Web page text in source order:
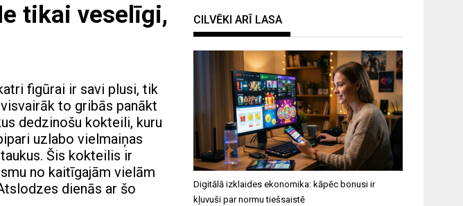
tikai veselīgi,
figūrai ir savi plusi, tik
to gribās panākt
dedzinošu kokteili, kuru
uzlabo vielmaiņas
Šis kokteilis ir
no kaitīgajām vielām
dienās ar šo
CILVĒKI ARĪ LASA
Digitālā izklaides ekonomika: kāpēc bonusi ir
kļuvuši par normu tiešsaistē